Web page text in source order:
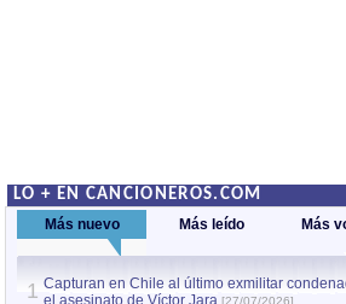
LO + EN CANCIONEROS.COM
Más nuevo Más leído Más
1 Capturan en Chile al último exmilitar
el asesinato de Víctor Jara [27/07/2026]